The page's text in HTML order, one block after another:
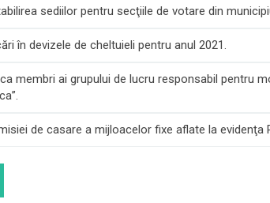
sediilor pentru secţiile de votare din
în devizele de cheltuieli pentru anul 2021.
membri ai grupului de lucru responsabil pentru
de casare a mijloacelor fixe aflate la evidenţa